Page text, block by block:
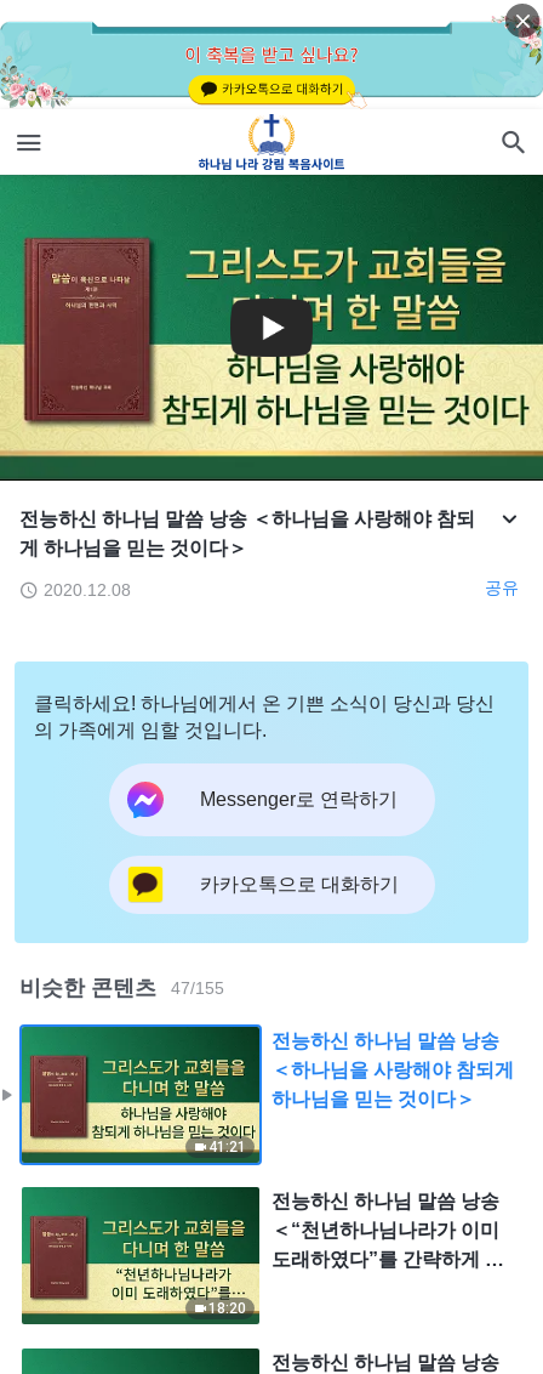
전능하신 하나님 말씀 낭송 ＜하나님을 사랑해야 참되
게 하나님을 믿는 것이다＞
2020.12.08 공유
클릭하세요! 하나님에게서 온 기쁜 소식이 당신과 당신
의 가족에게 임할 것입니다.
Messenger로 연락하기
카카오톡으로 대화하기
비슷한 콘텐츠 47/155
41:21
전능하신 하나님 말씀 낭송
＜하나님을 사랑해야 참되게
하나님을 믿는 것이다＞
18:20
전능하신 하나님 말씀 낭송
＜“천년하나님나라가 이미
도래하였다”를 간략하게 논
전능하신 하나님 말씀 낭송